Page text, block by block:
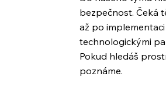
bezpečnost. Čeká
až po
technologickými
Pokud hledáš
poznáme.